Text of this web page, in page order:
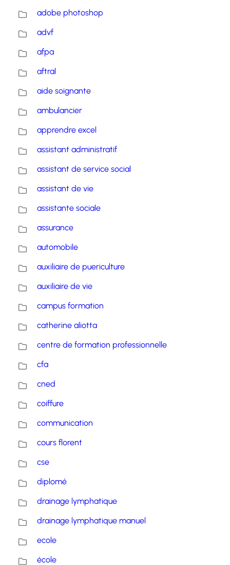
adobe photoshop
advf
afpa
aftral
aide soignante
ambulancier
apprendre excel
assistant administratif
assistant de service social
assistant de vie
assistante sociale
assurance
automobile
auxiliaire de puericulture
auxiliaire de vie
campus formation
catherine aliotta
centre de formation professionnelle
cfa
cned
coiffure
communication
cours florent
cse
diplomé
drainage lymphatique
drainage lymphatique manuel
ecole
école